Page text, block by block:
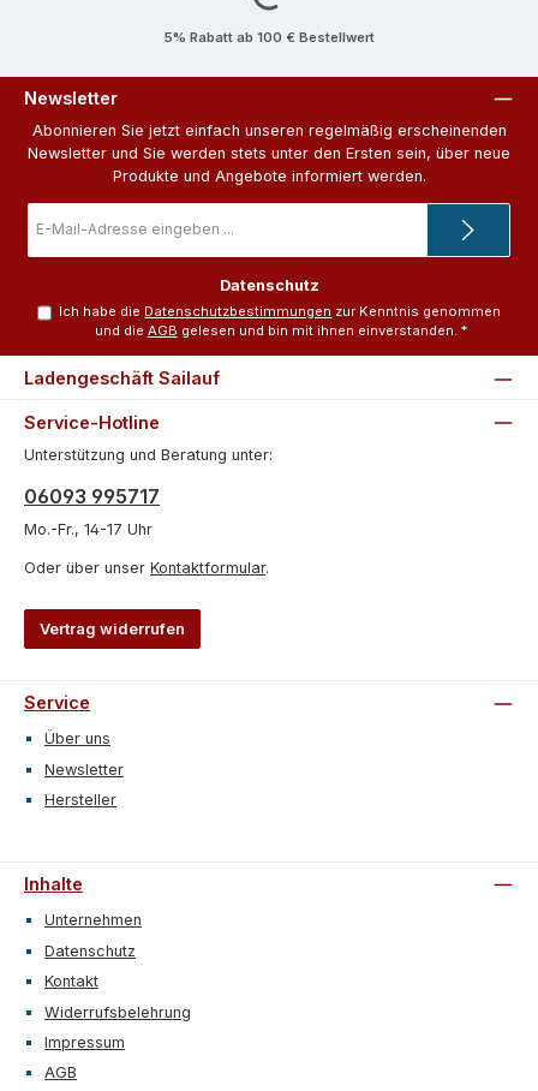
5% Rabatt ab 100 € Bestellwert
Newsletter
Abonnieren Sie jetzt einfach unseren regelmäßig erscheinenden
Newsletter und Sie werden stets unter den Ersten sein, über neue
Produkte und Angebote informiert werden.
Mail-
Adresse
Datenschutz
Ich habe die Datenschutzbestimmungen zur Kenntnis genommen
und die AGB gelesen und bin mit ihnen einverstanden. *
Service-Hotline
Unterstützung und Beratung unter:
06093 995717
Mo.-Fr., 14-17 Uhr
Oder über unser Kontaktformular.
Vertrag widerrufen
Ladengeschäft Sailauf
Service
Über uns
Newsletter
Hersteller
Inhalte
Unternehmen
Datenschutz
Kontakt
Widerrufsbelehrung
Impressum
AGB